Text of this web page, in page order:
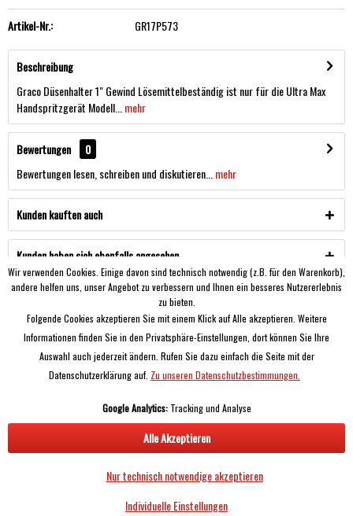
Artikel-Nr.: GR17P573
Beschreibung
Graco Düsenhalter 1" Gewind Lösemittelbeständig ist nur für die Ultra Max
Handspritzgerät Modell...
mehr
Bewertungen
0
Bewertungen lesen, schreiben und diskutieren...
mehr
Kunden kauften auch
Kunden haben sich ebenfalls angesehen
SERVICE
Informationen
* Unsere Produkte richten sich hauptsächlich an gewerbliche Kunden, alle Preise
zzgl. MwSt. und Versand!
Copyright © Airless Experts - Alle Rechte vorbehalten
Wir verwenden Cookies. Einige davon sind technisch notwendig (z.B. für den Warenkorb),
andere helfen uns, unser Angebot zu verbessern und Ihnen ein besseres Nutzererlebnis
zu bieten.
Folgende Cookies akzeptieren Sie mit einem Klick auf Alle akzeptieren. Weitere
Informationen finden Sie in den Privatsphäre-Einstellungen, dort können Sie Ihre
Auswahl auch jederzeit ändern. Rufen Sie dazu einfach die Seite mit der
Datenschutzerklärung auf. Zu unseren Datenschutzbestimmungen.
Google Analytics:Tracking und Analyse
Individuelle Einstellungen
Nur technisch notwendige akzeptieren
Alle Akzeptieren